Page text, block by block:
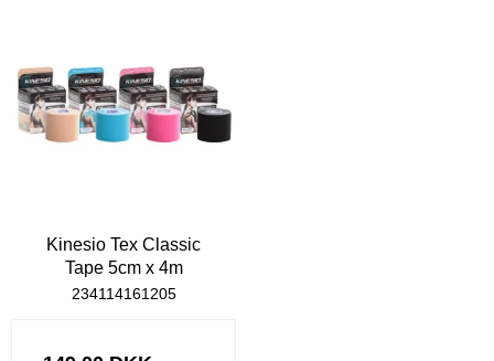
Kinesio Tex Classic
Tape 5cm x 4m
234114161205